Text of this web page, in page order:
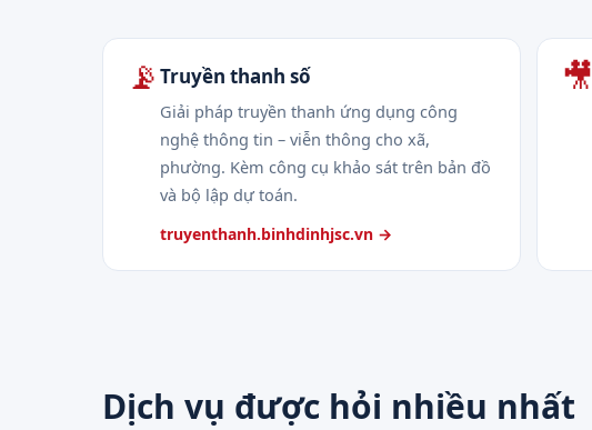
📡 Truyền thanh số
Giải pháp truyền thanh ứng dụng công
nghệ thông tin – viễn thông cho xã,
phường. Kèm công cụ khảo sát trên bản đồ
và bộ lập dự toán.
truyenthanh.binhdinhjsc.vn →
🎥
Dịch vụ được hỏi nhiều nhất